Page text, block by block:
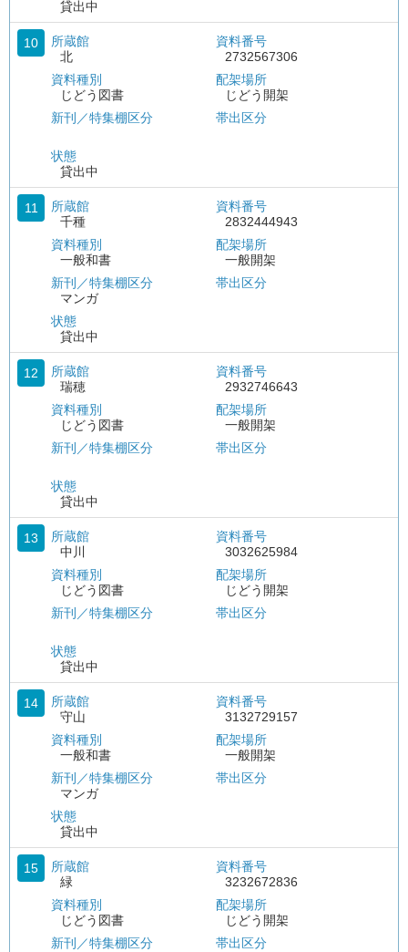
貸出中
10
所蔵館
北
資料種別
じどう図書
新刊／特集棚区分
状態
貸出中
資料番号
2732567306
配架場所
じどう開架
帯出区分
11
所蔵館
千種
資料種別
一般和書
新刊／特集棚区分
マンガ
状態
貸出中
資料番号
2832444943
配架場所
一般開架
帯出区分
12
所蔵館
瑞穂
資料種別
じどう図書
新刊／特集棚区分
状態
貸出中
資料番号
2932746643
配架場所
一般開架
帯出区分
13
所蔵館
中川
資料種別
じどう図書
新刊／特集棚区分
状態
貸出中
資料番号
3032625984
配架場所
じどう開架
帯出区分
14
所蔵館
守山
資料種別
一般和書
新刊／特集棚区分
マンガ
状態
貸出中
資料番号
3132729157
配架場所
一般開架
帯出区分
15
所蔵館
緑
資料種別
じどう図書
新刊／特集棚区分
資料番号
3232672836
配架場所
じどう開架
帯出区分